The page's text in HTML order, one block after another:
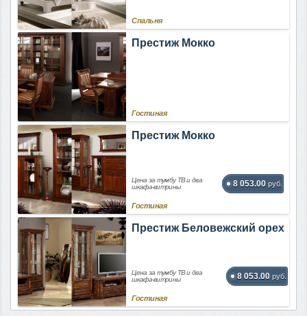
Спальня
Престиж Мокко
Гостиная
Престиж Мокко
Цена за тумбу ТВ и два
шкафа-витрины
8 053.00 руб.
Гостиная
Престиж Беловежский орех
Цена за тумбу ТВ и два
шкафа-витрины
8 053.00 руб.
Гостиная